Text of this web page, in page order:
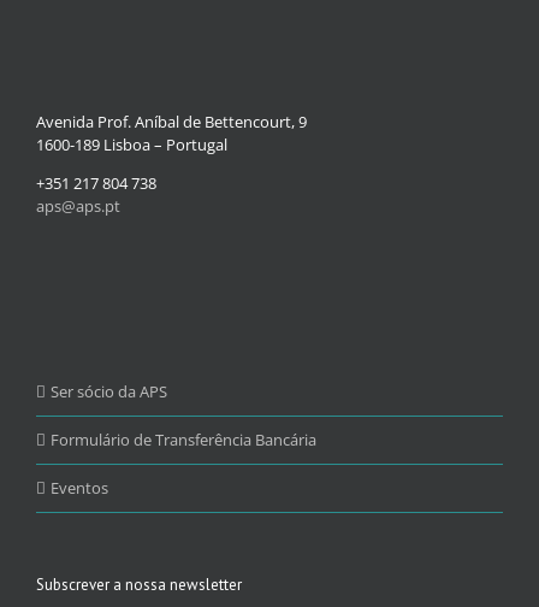
Avenida Prof. Aníbal de Bettencourt, 9
1600-189 Lisboa – Portugal
+351 217 804 738
aps@aps.pt
Ser sócio da APS
Formulário de Transferência Bancária
Eventos
Subscrever a nossa newsletter